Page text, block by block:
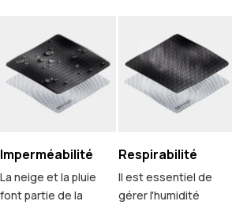
Imperméabilité
La neige et la pluie
font partie de la
Respirabilité
Il est essentiel de
gérer l'humidité